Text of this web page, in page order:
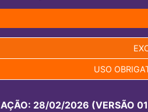
USO
28/02/2026 (VERSÃO